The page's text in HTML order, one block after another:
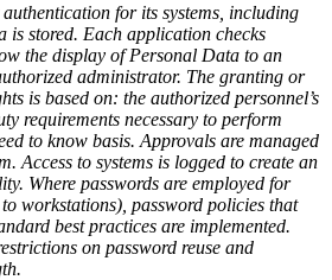
for its systems, including
is stored. Each application checks
the display of Personal Data to an
administrator. The granting or
is based on: the authorized personnel’s
requirements necessary to perform
to know basis. Approvals are managed
Access to systems is logged to create an
Where passwords are employed for
workstations), password policies that
best practices are implemented.
on password reuse and